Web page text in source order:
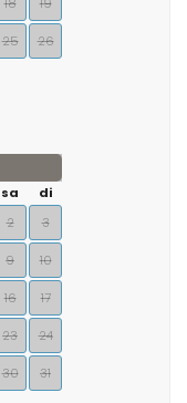
25 26
sa
di
2 3
9 10
16 17
23 24
30 31